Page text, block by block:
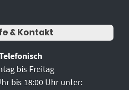
& Kontakt
bis Freitag
bis 18:00 Uhr unter: